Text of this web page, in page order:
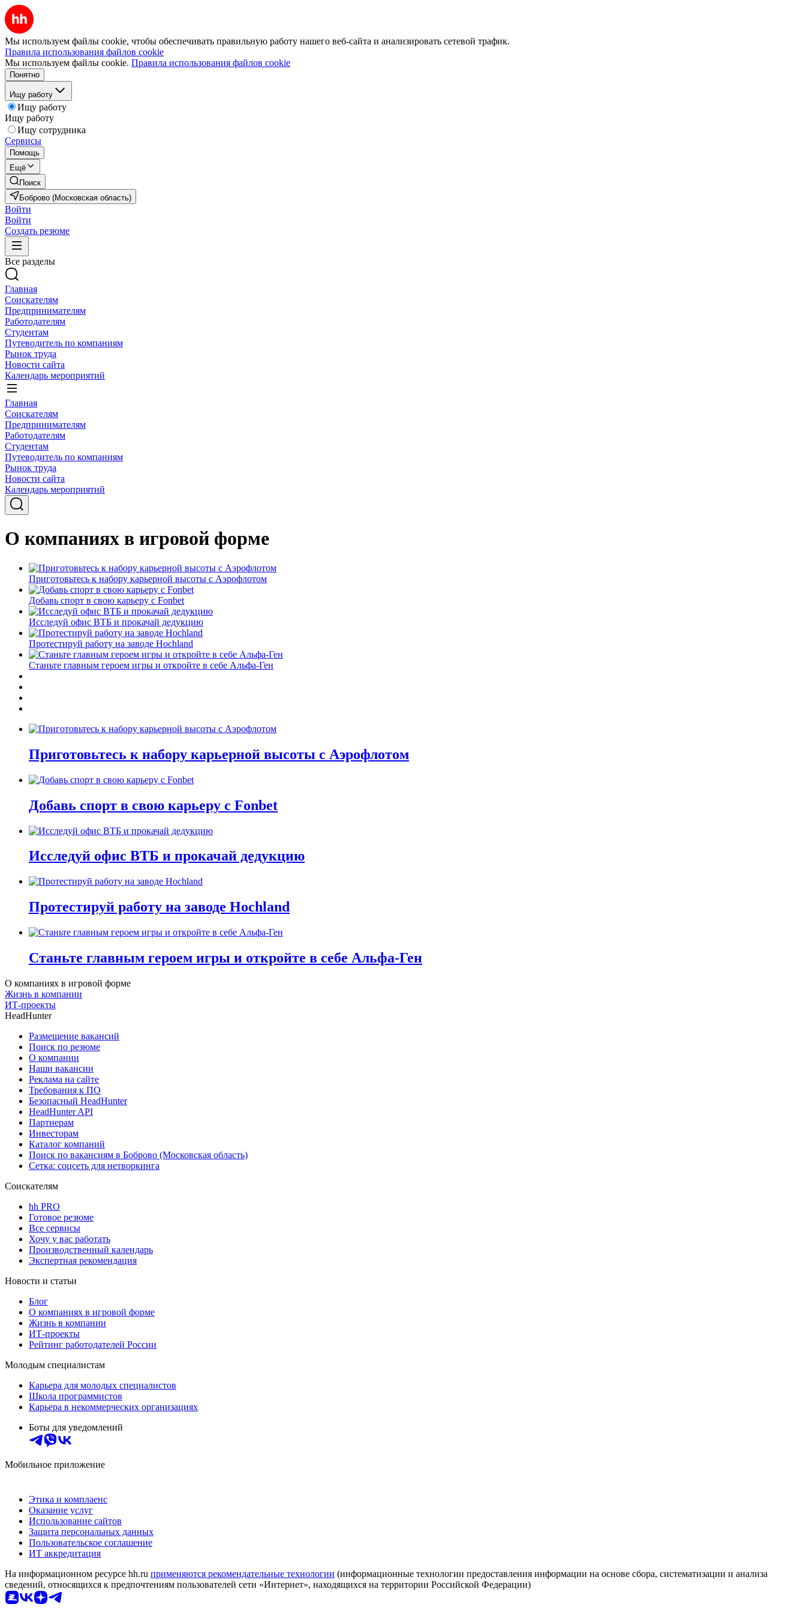
Мы используем файлы cookie, чтобы обеспечивать правильную работу нашего веб-сайта и анализировать сетевой трафик.
Правила использования файлов cookie
Мы используем файлы cookie. Правила использования файлов cookie
Понятно
Ищу работу
Ищу работу
Ищу работу
Ищу сотрудника
Сервисы
Помощь
Ещё
Поиск
Боброво (Московская область)
Войти
Войти
Создать резюме
Все разделы
Главная
Соискателям
Предпринимателям
Работодателям
Студентам
Путеводитель по компаниям
Рынок труда
Новости сайта
Календарь мероприятий
Главная
Соискателям
Предпринимателям
Работодателям
Студентам
Путеводитель по компаниям
Рынок труда
Новости сайта
Календарь мероприятий
О компаниях в игровой форме
Приготовьтесь к набору карьерной высоты с Аэрофлотом
Добавь спорт в свою карьеру с Fonbet
Исследуй офис ВТБ и прокачай дедукцию
Протестируй работу на заводе Hochland
Станьте главным героем игры и откройте в себе Альфа-Ген
Приготовьтесь к набору карьерной высоты с Аэрофлотом
Добавь спорт в свою карьеру с Fonbet
Исследуй офис ВТБ и прокачай дедукцию
Протестируй работу на заводе Hochland
Станьте главным героем игры и откройте в себе Альфа-Ген
О компаниях в игровой форме
Жизнь в компании
ИТ-проекты
HeadHunter
Размещение вакансий
Поиск по резюме
О компании
Наши вакансии
Реклама на сайте
Требования к ПО
Безопасный HeadHunter
HeadHunter API
Партнерам
Инвесторам
Каталог компаний
Поиск по вакансиям в Боброво (Московская область)
Сетка: соцсеть для нетворкинга
Соискателям
hh PRO
Готовое резюме
Все сервисы
Хочу у вас работать
Производственный календарь
Экспертная рекомендация
Новости и статьи
Блог
О компаниях в игровой форме
Жизнь в компании
ИТ-проекты
Рейтинг работодателей России
Молодым специалистам
Карьера для молодых специалистов
Школа программистов
Карьера в некоммерческих организациях
Боты для уведомлений
Мобильное приложение
Этика и комплаенс
Оказание услуг
Использование сайтов
Защита персональных данных
Пользовательское соглашение
ИТ аккредитация
На информационном ресурсе hh.ru применяются рекомендательные технологии (информационные технологии предоставления информации на основе сбора, систематизации и анализа
сведений, относящихся к предпочтениям пользователей сети «Интернет», находящихся на территории Российской Федерации)